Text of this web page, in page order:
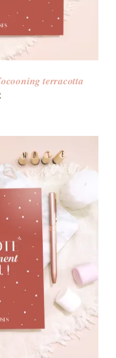
terracotta